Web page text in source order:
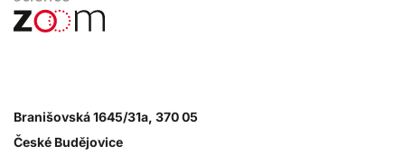
Branišovská 1645/31a, 370 05
České Budějovice